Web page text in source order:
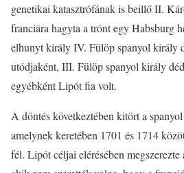
genetikai katasztrófának is beillő II.
franciára hagyta a trónt egy Habsburg
elhunyt király IV. Fülöp spanyol király
utódjaként, III. Fülöp spanyol király
egyébként Lipót fia volt.
A döntés következtében kitört a
amelynek keretében 1701 és 1714
fél. Lipót céljai elérésében megszerezte